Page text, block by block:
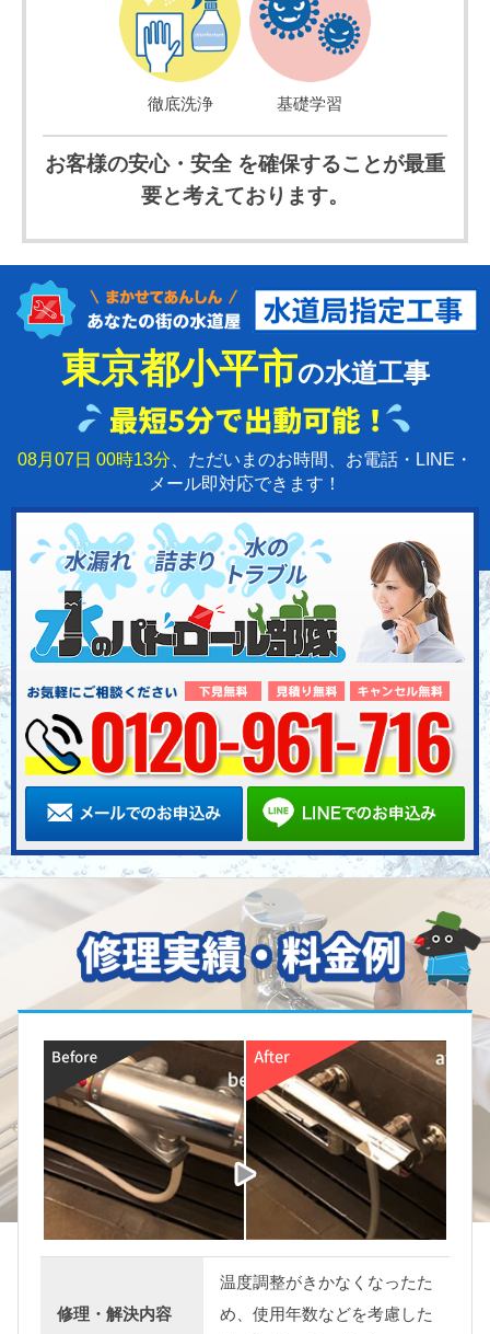
徹底洗浄 基礎学習
お客様の安心・安全 を確保することが最重
要と考えております。
東京都小平市の水道工事
08月07日 00時13分 、ただいまのお時間、お電話・LINE・
メール即対応できます！
修理・解決内容
温度調整がきかなくなったた
め、使用年数などを考慮した